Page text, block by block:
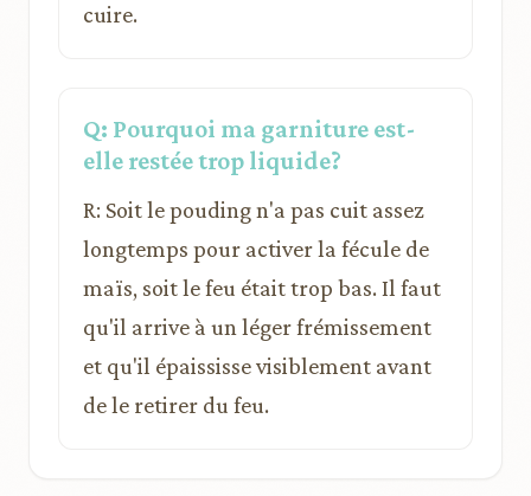
cuire.
Q: Pourquoi ma garniture est-
elle restée trop liquide?
R: Soit le pouding n'a pas cuit assez
longtemps pour activer la fécule de
maïs, soit le feu était trop bas. Il faut
qu'il arrive à un léger frémissement
et qu'il épaississe visiblement avant
de le retirer du feu.